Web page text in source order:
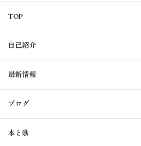
TOP
自己紹介
最新情報
ブログ
本と歌